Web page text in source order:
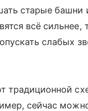
старые башни
всё сильнее,
слабых
традиционной
сейчас